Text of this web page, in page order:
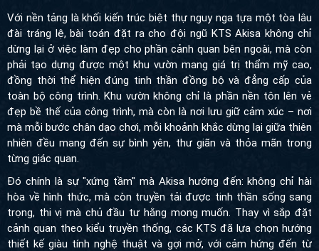
Với nền tảng là khối kiến trúc biệt thự nguy nga tựa một tòa lâu
đài tráng lệ, bài toán đặt ra cho đội ngũ KTS Akisa không chỉ dừng
lại ở việc làm đẹp cho phần cảnh quan bên ngoài, mà còn phải
tạo dựng được một khu vườn mang giá trị thẩm mỹ cao, đồng
thời thể hiện đúng tinh thần đồng bộ và đẳng cấp của toàn bộ
công trình. Khu vườn không chỉ là phần nền tôn lên vẻ đẹp bề thế
của công trình, mà còn là nơi lưu giữ cảm xúc – nơi mà mỗi
bước chân dạo chơi, mỗi khoảnh khắc dừng lại giữa thiên nhiên
đều mang đến sự bình yên, thư giãn và thỏa mãn trong từng giác
quan.
Đó chính là sự "xứng tầm" mà Akisa hướng đến: không chỉ hài
hòa về hình thức, mà còn truyền tải được tinh thần sống sang
trọng, thi vị mà chủ đầu tư hằng mong muốn. Thay vì sắp đặt
cảnh quan theo kiểu truyền thống, các KTS đã lựa chọn hướng
thiết kế giàu tính nghệ thuật và gợi mở, với cảm hứng đến từ